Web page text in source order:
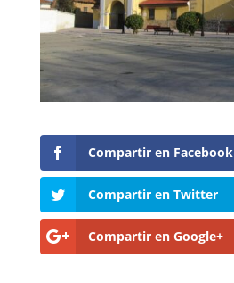
Compartir en Facebook
Compartir en Twitter
Compartir en Google+